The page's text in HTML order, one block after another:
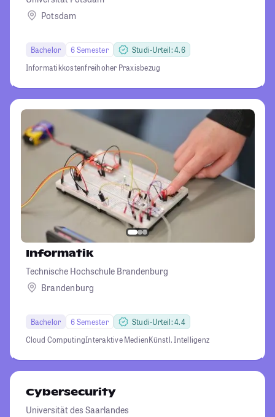
Potsdam
Bachelor 6 Semester
Studi-Urteil: 4.6
Informatikkostenfreihoher Praxisbezug
Informatik
Technische Hochschule Brandenburg
Brandenburg
Bachelor 6 Semester
Studi-Urteil: 4.4
Cloud ComputingInteraktive MedienKünstl. Intelligenz
Cybersecurity
Universität des Saarlandes